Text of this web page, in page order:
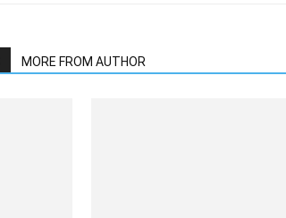
MORE FROM AUTHOR